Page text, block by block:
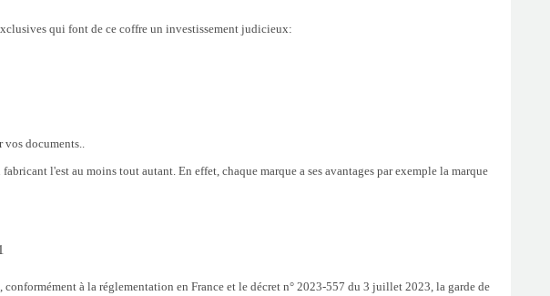
qui font de ce coffre un investissement judicieux:
documents..
l'est au moins tout autant. En effet, chaque marque a ses avantages par exemple la marque
conformément à la réglementation en France et le décret n° 2023-557 du 3 juillet 2023, la garde de